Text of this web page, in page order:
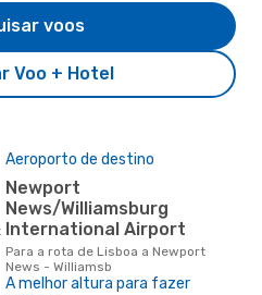
Voo + Hotel
voos
Aeroporto de destino
Newport
News/Williamsburg
International Airport
Para a rota de Lisboa a Newport
News - Williamsb
A melhor altura para fazer